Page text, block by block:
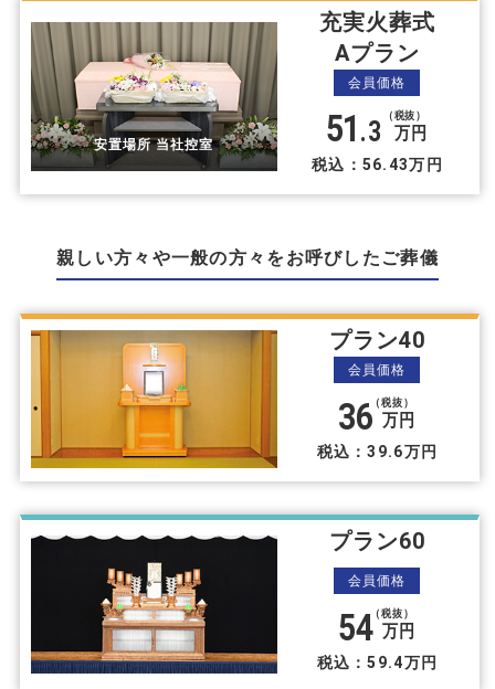
安置場所 当社控室
充実火葬式
Aプラン
会員価格
51 .3 （税抜）
万円
税込：56.43万円
親しい方々や⼀般の方々をお呼びしたご葬儀
プラン40
会員価格
36 （税抜）
万円
税込：39.6万円
プラン60
会員価格
54 （税抜）
万円
税込：59.4万円